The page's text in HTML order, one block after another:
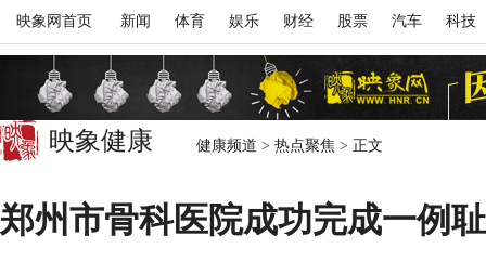
映象网首页 新闻 体育 娱乐 财经 股票 汽车 科技
映象健康 健康频道 > 热点聚焦 > 正文
郑州市骨科医院成功完成一例